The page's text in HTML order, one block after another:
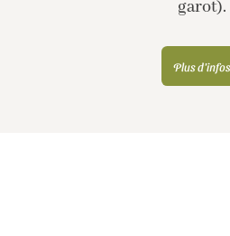
garot).
Plus d'infos